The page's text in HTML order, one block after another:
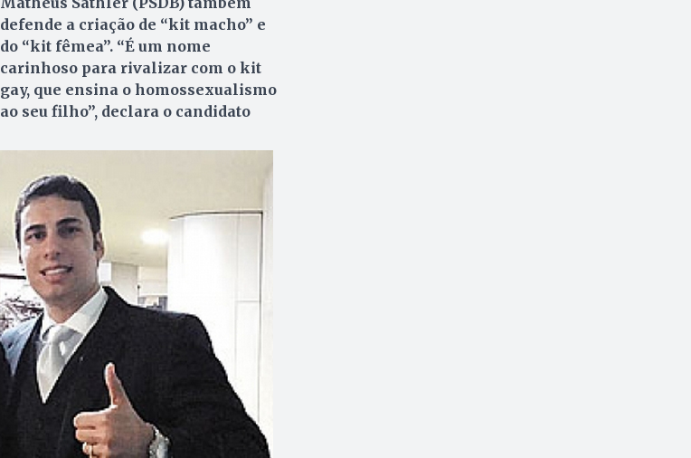
defende a criação de “kit macho” e
do “kit fêmea”. “É um nome
carinhoso para rivalizar com o kit
gay, que ensina o homossexualismo
ao seu filho”, declara o candidato